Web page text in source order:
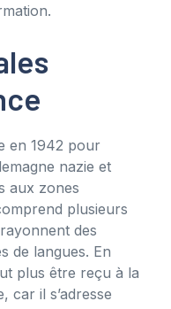
en 1942 pour
nazie et
aux zones
plusieurs
des
de langues. En
plus être reçu à la
car il s’adresse